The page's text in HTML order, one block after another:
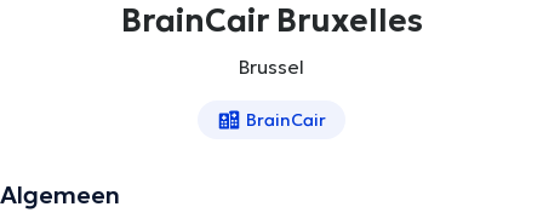
BrainCair Bruxelles
Brussel
BrainCair
Algemeen